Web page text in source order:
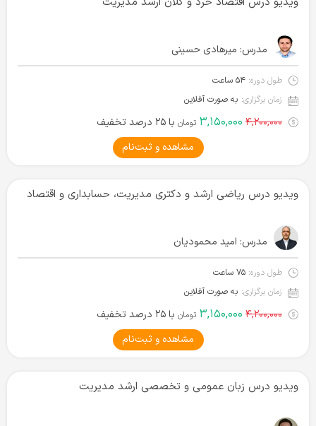
مدرس: میرهادی حسینی
طول دوره: ۵۴ ساعت
زمان برگزاری: به صورت آفلاین
۴,۲۰۰,۰۰۰ ۳,۱۵۰,۰۰۰ تومان با ۲۵ درصد تخفیف
مشاهده و ثبت‌نام
ویدیو درس ریاضی ارشد و دکتری مدیریت، حسابداری و اقتصاد
مدرس: امید محمودیان
طول دوره: ۷۵ ساعت
زمان برگزاری: به صورت آفلاین
۴,۲۰۰,۰۰۰ ۳,۱۵۰,۰۰۰ تومان با ۲۵ درصد تخفیف
مشاهده و ثبت‌نام
ویدیو درس زبان عمومی و تخصصی ارشد مدیریت